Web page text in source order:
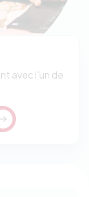
avec l'un de